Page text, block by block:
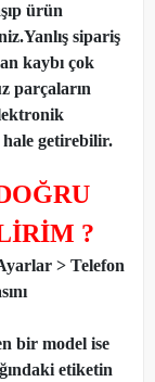
ürün
sipariş
kaybı çok
parçaların
hale getirebilir.
?
Ayarlar > Telefon
bir model ise
etiketin